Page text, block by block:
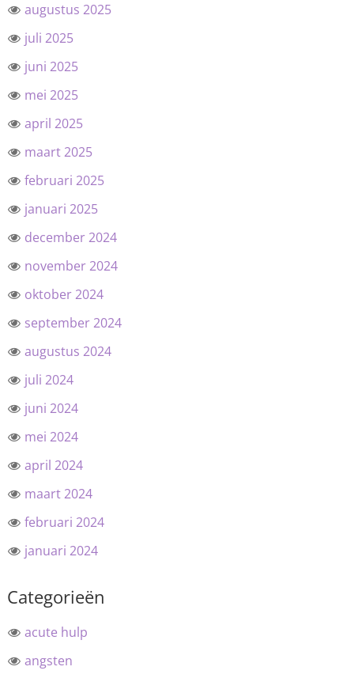
augustus 2025
juli 2025
juni 2025
mei 2025
april 2025
maart 2025
februari 2025
januari 2025
december 2024
november 2024
oktober 2024
september 2024
augustus 2024
juli 2024
juni 2024
mei 2024
april 2024
maart 2024
februari 2024
januari 2024
Categorieën
acute hulp
angsten